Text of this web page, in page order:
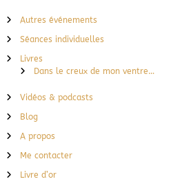
Autres événements
Séances individuelles
Livres
Dans le creux de mon ventre…
Vidéos & podcasts
Blog
A propos
Me contacter
Livre d’or